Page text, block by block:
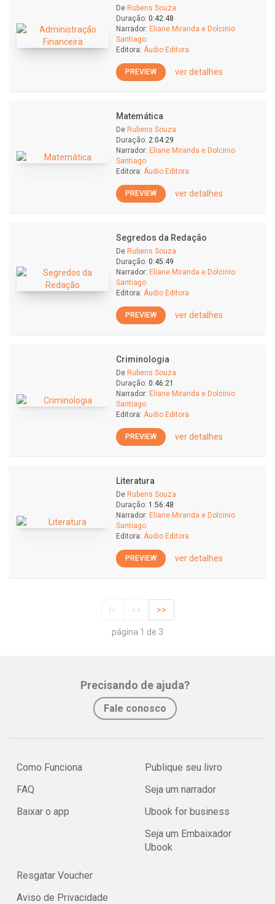
De Rubens Souza
Duração: 0:42:48
Narrador: Eliane Miranda e Dolcinio
Santiago
Editora: Áudio Editora
PREVIEW ver detalhes
Matemática
De Rubens Souza
Duração: 2:04:29
Narrador: Eliane Miranda e Dolcinio
Santiago
Editora: Áudio Editora
PREVIEW ver detalhes
Segredos da Redação
De Rubens Souza
Duração: 0:45:49
Narrador: Eliane Miranda e Dolcinio
Santiago
Editora: Áudio Editora
PREVIEW ver detalhes
Criminologia
De Rubens Souza
Duração: 0:46:21
Narrador: Eliane Miranda e Dolcinio
Santiago
Editora: Áudio Editora
PREVIEW ver detalhes
Literatura
De Rubens Souza
Duração: 1:56:48
Narrador: Eliane Miranda e Dolcinio
Santiago
Editora: Áudio Editora
PREVIEW ver detalhes
|< << >>
página 1 de 3
Precisando de ajuda?
Fale conosco
Como Funciona
FAQ
Baixar o app
Publique seu livro
Seja um narrador
Ubook for business
Seja um Embaixador
Ubook
Resgatar Voucher
Aviso de Privacidade